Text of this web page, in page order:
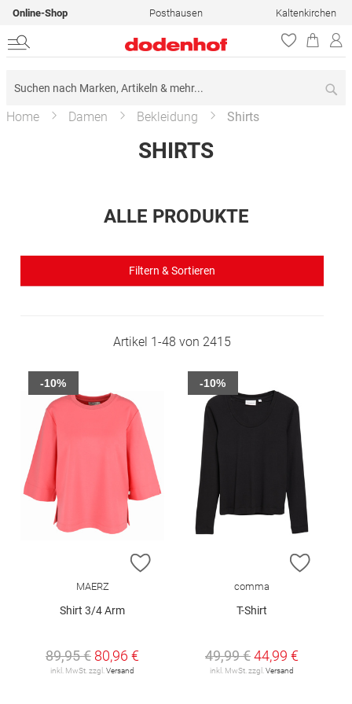
Online-Shop Posthausen Kaltenkirchen
Home Damen Bekleidung Shirts
SHIRTS
ALLE PRODUKTE
Filtern & Sortieren
Artikel 1-48 von 2415
ZUR WUNSCHLISTE HINZUFÜGEN
MAERZ
Shirt 3/4 Arm
89,95 € 80,96 €
inkl. MwSt. zzgl. Versand
-10%
ZUR
comma
T-Shirt
49,99 €44,99 €
inkl. MwSt. zzgl. Versand
-10%